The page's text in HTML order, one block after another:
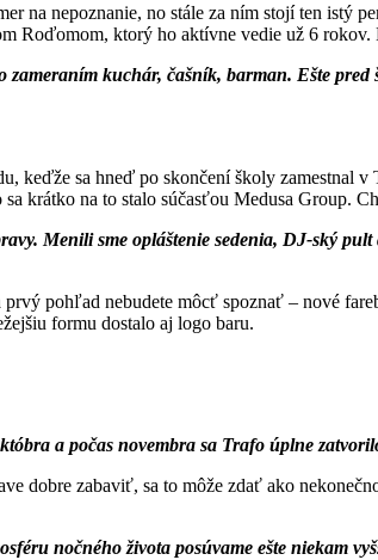
na nepoznanie, no stále za ním stojí ten istý
Roďomom, ktorý ho aktívne vedie už 6
kuchár, čašník, barman. Ešte
keďže sa hneď po skončení školy zamestnal
krátko na to stalo súčasťou Medusa Group.
Menili sme opláštenie sedenia, DJ-ský
pohľad nebudete môcť spoznať – nové
formu dostalo aj logo baru.
a počas novembra sa Trafo úplne
dobre zabaviť, sa to môže zdať ako
nočného života posúvame ešte niekam